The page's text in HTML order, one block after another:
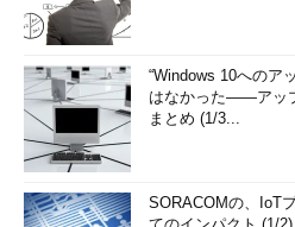
“Windows 10へのア
はなかった――アッ
まとめ (1/3...
SORACOMの、IoT